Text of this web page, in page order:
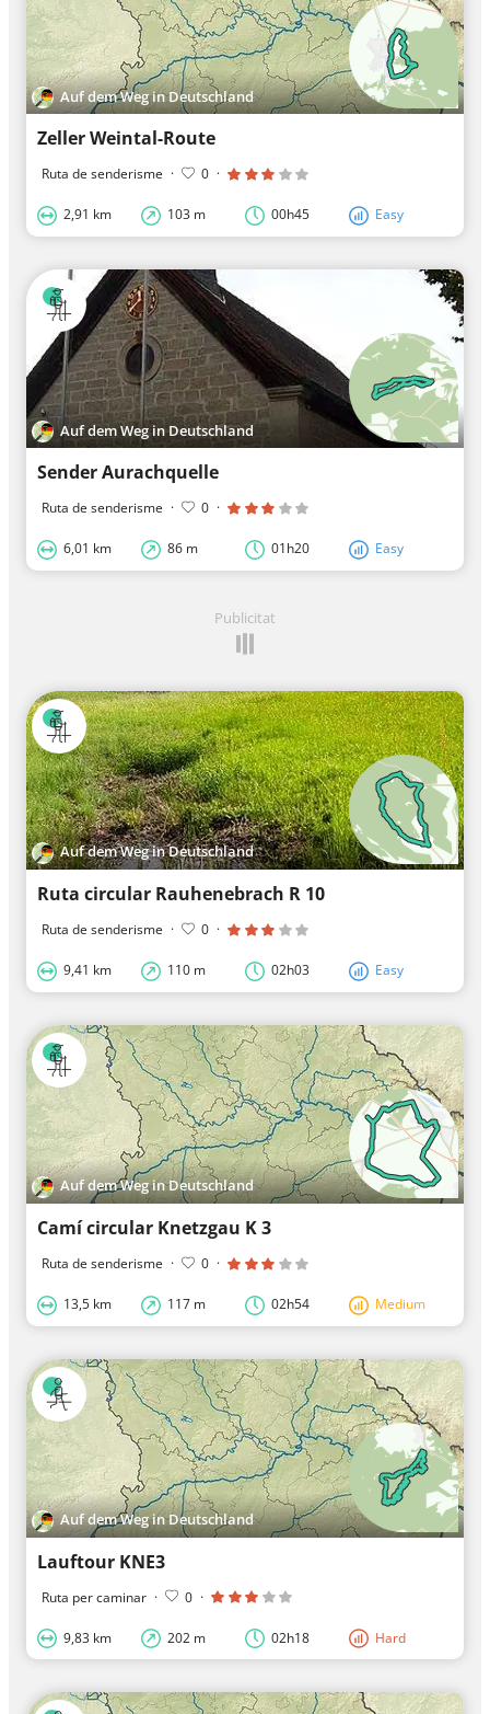
Auf dem Weg in Deutschland
Zeller Weintal-Route
Ruta de senderisme · 0 ·
2,91 km 103 m 00h45 Easy
Auf dem Weg in Deutschland
Sender Aurachquelle
Ruta de senderisme · 0 ·
6,01 km 86 m 01h20 Easy
Publicitat
Auf dem Weg in Deutschland
Ruta circular Rauhenebrach R 10
Ruta de senderisme · 0 ·
9,41 km 110 m 02h03 Easy
Auf dem Weg in Deutschland
Camí circular Knetzgau K 3
Ruta de senderisme · 0 ·
13,5 km 117 m 02h54 Medium
Auf dem Weg in Deutschland
Lauftour KNE3
Ruta per caminar · 0 ·
9,83 km 202 m 02h18 Hard